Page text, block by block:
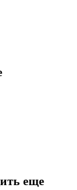
еще